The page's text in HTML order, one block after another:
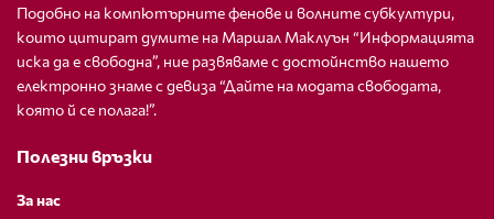
Подобно на компютърните фенове и волните субкултури,
които цитират думите на Маршал Маклуън “Информацията
иска да е свободна”, ние развяваме с достойнство нашето
електронно знаме с девиза “Дайте на модата свободата,
която й се полага!”.
Полезни връзки
За нас